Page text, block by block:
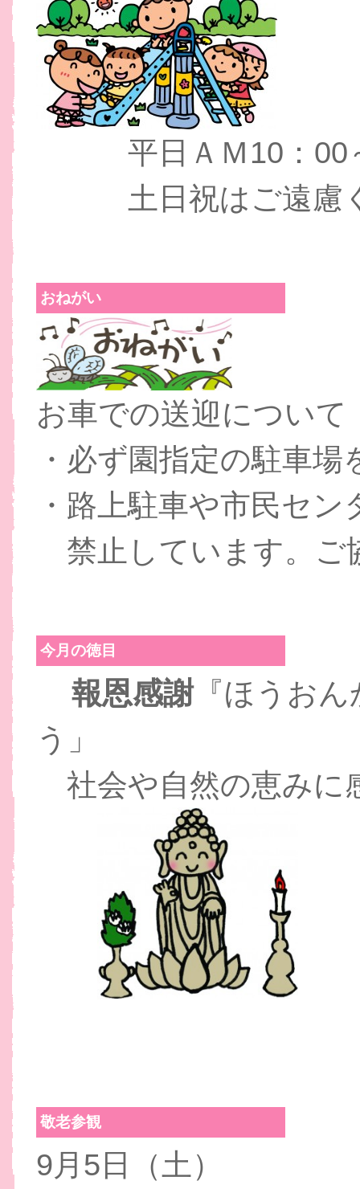
平日ＡＭ10：00
土日祝はご遠慮
おねがい
お車での送迎について
・必ず園指定の駐車
・路上駐車や市民セ
禁止しています。ご
今月の徳目
報恩感謝『ほうお
う」
社会や自然の恵みに
敬老参観
9月5日（土）